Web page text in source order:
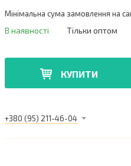
Мінімальна сума замовлення на
В наявності Тільки оптом
КУПИТИ
+380 (95) 211-46-04